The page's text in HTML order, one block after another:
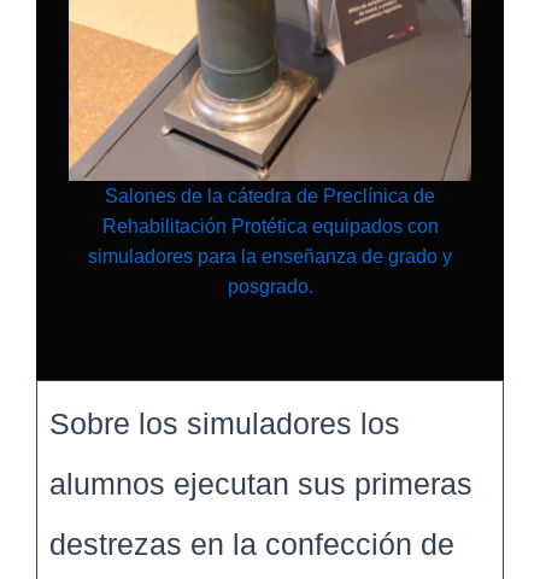
Salones de la cátedra de Preclínica de
Rehabilitación Protética equipados con
simuladores para la enseñanza de grado y
posgrado.
Sobre los simuladores los
alumnos ejecutan sus primeras
destrezas en la confección de